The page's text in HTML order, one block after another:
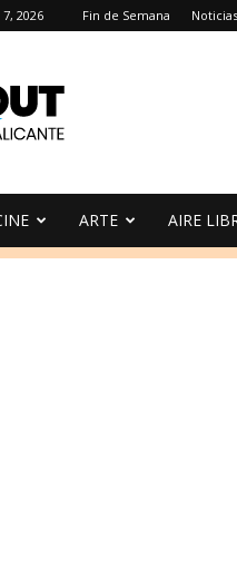
2026 Fin de Semana Noticias
ARTE AIRE